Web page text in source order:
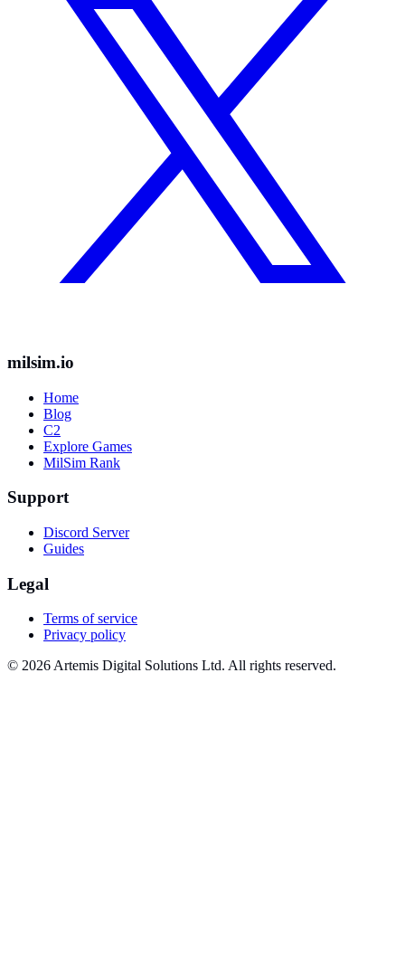
milsim.io
Home
Blog
C2
Explore Games
MilSim Rank
Support
Discord Server
Guides
Legal
Terms of service
Privacy policy
© 2026 Artemis Digital Solutions Ltd. All rights reserved.